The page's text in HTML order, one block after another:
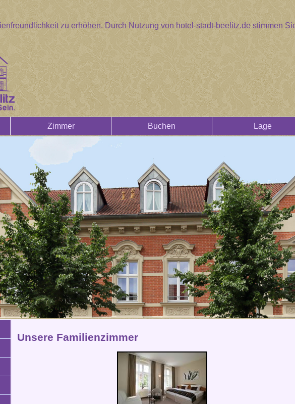
zu erhöhen. Durch Nutzung von hotel-stadt-beelitz.de stimmen
Zimmer Buchen Lage
Unsere Familienzimmer